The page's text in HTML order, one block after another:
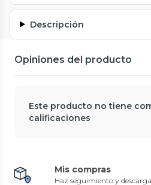
Descripción
Opiniones del producto
Este producto no tiene
calificaciones
Mis compras
Haz seguimiento y